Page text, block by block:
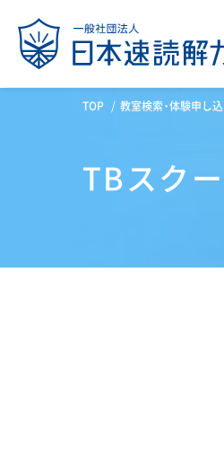
TOP 教室検索・体験申し
TBスク